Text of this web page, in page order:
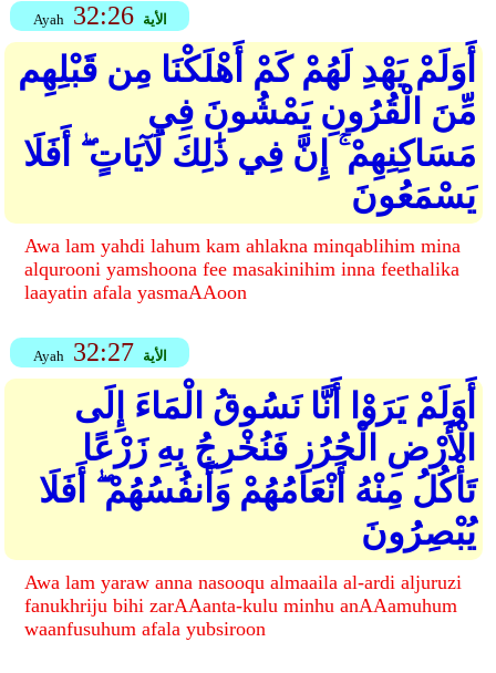
Ayah 32:26 الأية
أَوَلَمْ يَهْدِ لَهُمْ كَمْ أَهْلَكْنَا مِن قَبْلِهِم
مِّنَ الْقُرُونِ يَمْشُونَ فِي
مَسَاكِنِهِمْ ۚ إِنَّ فِي ذَٰلِكَ لَآيَاتٍ ۖ أَفَلَا
يَسْمَعُونَ
Awa lam yahdi lahum kam ahlakna minqablihim mina
alqurooni yamshoona fee masakinihim inna feethalika
laayatin afala yasmaAAoon
Ayah 32:27 الأية
أَوَلَمْ يَرَوْا أَنَّا نَسُوقُ الْمَاءَ إِلَى
الْأَرْضِ الْجُرُزِ فَنُخْرِجُ بِهِ زَرْعًا
تَأْكُلُ مِنْهُ أَنْعَامُهُمْ وَأَنفُسُهُمْ ۖ أَفَلَا
يُبْصِرُونَ
Awa lam yaraw anna nasooqu almaaila al-ardi aljuruzi
fanukhriju bihi zarAAanta-kulu minhu anAAamuhum
waanfusuhum afala yubsiroon